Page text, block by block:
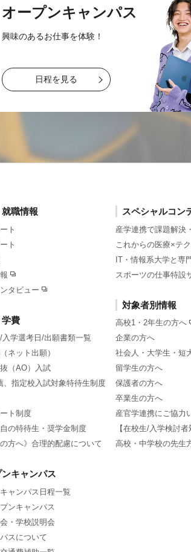
オープンキャンパス
興味のあるお仕事を体験！
日程を見る
職情報
ト
ト
タビュー
学費
入学選考日/出願書類一覧
ネット出願）
（AO）入試
、指定校入試対象特待生制度
ト制度
の特待生・奨学金制度
の方へ》合理的配慮について
キャンパス
ャンパス日程一覧
ンキャンパス
・学校説明会
スについて
スペシャルコン
産学連携で課題解決
これからの医療×テ
IT・情報系大学と専
スポーツの仕事特設
対象者別情報
高校1・2年生の方へ
企業の方へ
社会人・大学生・短
留学生の方へ
保護者の方へ
卒業生の方へ
産官学連携にご協力
【在校生/入学検討
高校・中学校の先生